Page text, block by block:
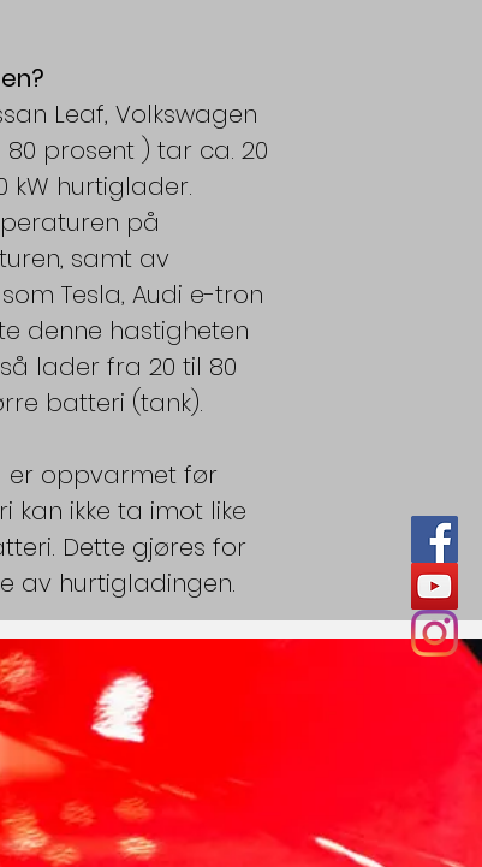
Leaf, Volkswagen
prosent ) tar ca. 20
kW hurtiglader.
på
samt av
Tesla, Audi e-tron
denne hastigheten
lader fra 20 til 80
batteri (tank).
er oppvarmet før
kan ikke ta imot like
Dette gjøres for
av hurtigladingen.